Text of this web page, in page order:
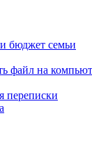
бюджет семьи
файл на
переписки